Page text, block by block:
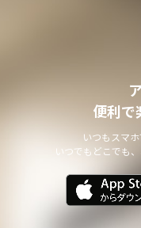
不動産会社との業務に
・ 本サイトからのメー
・ その他、本サイトの
個人情報の安全管理に
本サイトは、取り扱う
他の個人情報の安全管
個人情報の委託について
する場合は、当該第三
委託された個人情報の
便利で
いつもスマ
いつでもどこでも